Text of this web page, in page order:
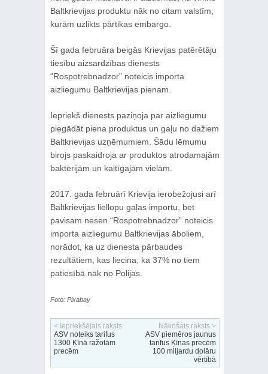
Baltkrievijas produktu nāk no citam valstīm,
kurām uzlikts pārtikas embargo.
Šī gada februāra beigās Krievijas patērētāju
tiesību aizsardzības dienests
“Rospotrebnadzor” noteicis importa
aizliegumu Baltkrievijas pienam.
Iepriekš dienests paziņoja par aizliegumu
piegādāt piena produktus un gaļu no dažiem
Baltkrievijas uzņēmumiem. Šādu lēmumu
birojs paskaidroja ar produktos atrodamajām
baktērijām un kaitīgajām vielām.
2017. gada februārī Krievija ierobežojusi arī
Baltkrievijas liellopu gaļas importu, bet
pavisam nesen “Rospotrebnadzor” noteicis
importa aizliegumu Baltkrievijas āboliem,
norādot, ka uz dienesta pārbaudes
rezultātiem, kas liecina, ka 37% no tiem
patiesībā nāk no Polijas.
Foto: Pixabay
< Iepriekšējais raksts
ASV noteiks tarifus
1300 Ķīnā ražotām
precēm
Nākošais raksts >
ASV piemēros jaunus
tarifus Ķīnas precēm
100 miljardu dolāru
vērtībā